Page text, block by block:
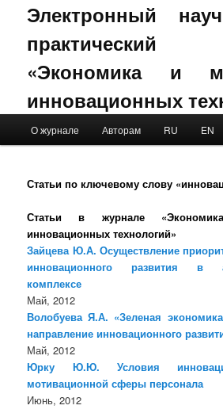
Электронный
«Экономика и
инновационных
Skip to primary content
Skip to secondary content
О журнале Авторам RU EN
Статьи по ключевому слову
Статьи в журнале
инновационных технологий»
Зайцева Ю.А. Осуществление
инновационного развития в
комплексе
Май, 2012
Волобуева Я.А. «Зеленая
направление инновационного
Май, 2012
Юрку Ю.Ю. Условия
мотивационной сферы персонала
Июнь, 2012